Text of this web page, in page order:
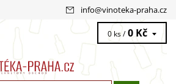
info@vinoteka-praha.cz
0 ks / 0 Kč